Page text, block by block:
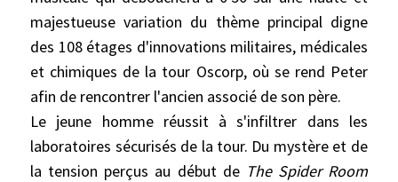
majestueuse variation du thème principal digne
des 108 étages d'innovations militaires, médicales
et chimiques de la tour Oscorp, où se rend Peter
afin de rencontrer l'ancien associé de son père.
Le jeune homme réussit à s'infiltrer dans les
laboratoires sécurisés de la tour. Du mystère et de
la tension perçus au début de The Spider Room